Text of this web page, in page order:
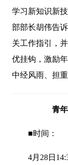
学习新知识新
部部长胡伟告
关工作指引，
优挂钩，激励
中经风雨、担
青
■时间：
4月28日